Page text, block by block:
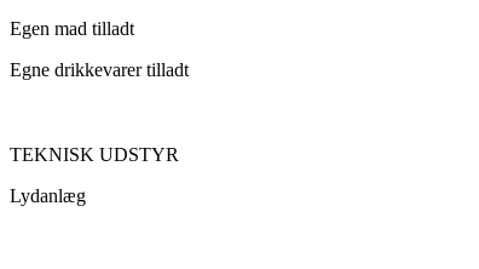
Egen mad tilladt
Egne drikkevarer tilladt
TEKNISK UDSTYR
Lydanlæg